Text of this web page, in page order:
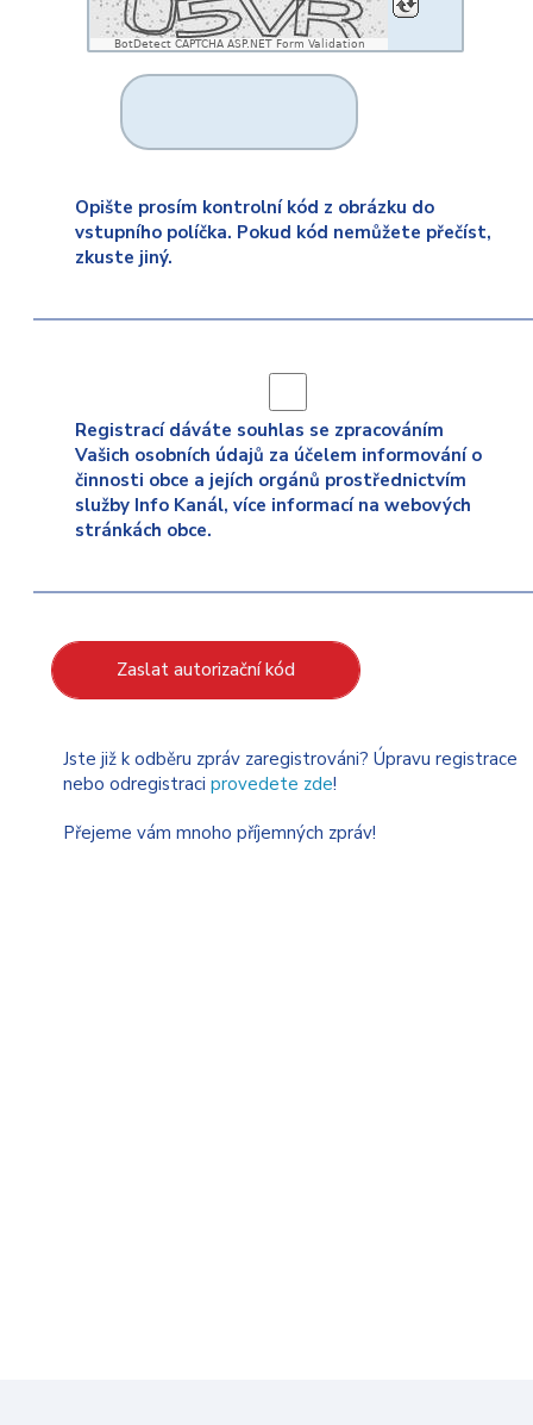
BotDetect CAPTCHA ASP.NET Form Validation
Opište prosím kontrolní kód z obrázku do
vstupního políčka. Pokud kód nemůžete přečíst,
zkuste jiný.
Registrací dáváte souhlas se zpracováním
Vašich osobních údajů za účelem informování o
činnosti obce a jejích orgánů prostřednictvím
služby Info Kanál, více informací na webových
stránkách obce.
Zaslat autorizační kód
Jste již k odběru zpráv zaregistrováni? Úpravu registrace
nebo odregistraci provedete zde!
Přejeme vám mnoho příjemných zpráv!